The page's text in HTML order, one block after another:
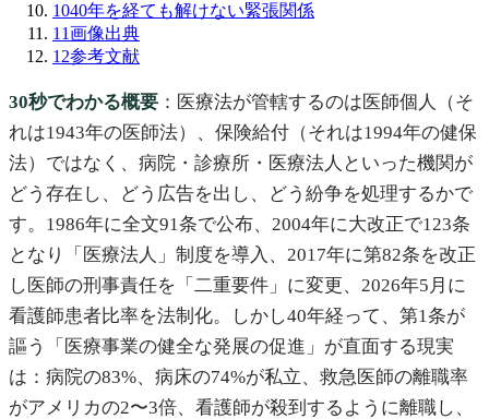
1040年を経ても解けない緊張関係
11画像出典
12参考文献
30秒でわかる概要 ：医療法が管轄するのは医師個人（そ
れは1943年の医師法）、保険給付（それは1994年の健保
法）ではなく、病院・診療所・医療法人といった機関が
どう存在し、どう広告を出し、どう紛争を処理するかで
す。1986年に全文91条で公布、2004年に大改正で123条
となり「医療法人」制度を導入、2017年に第82条を改正
し医師の刑事責任を「二重要件」に変更、2026年5月に
看護師患者比率を法制化。しかし40年経って、第1条が
謳う「医療事業の健全な発展の促進」が直面する現実
は：病院の83%、病床の74%が私立、救急医師の離職率
がアメリカの2〜3倍、看護師が殺到するように離職し、